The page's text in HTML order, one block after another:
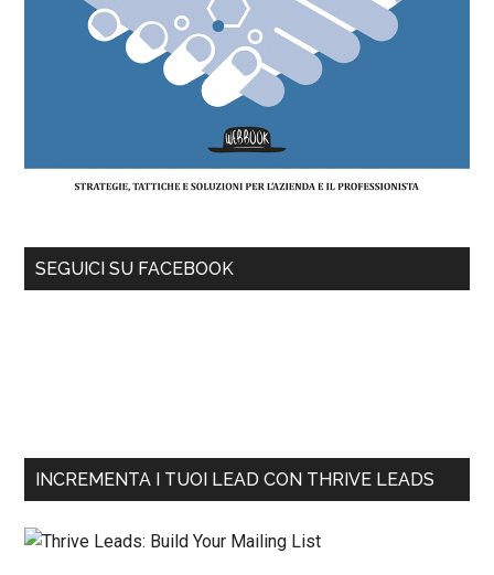
SEGUICI SU FACEBOOK
INCREMENTA I TUOI LEAD CON THRIVE LEADS